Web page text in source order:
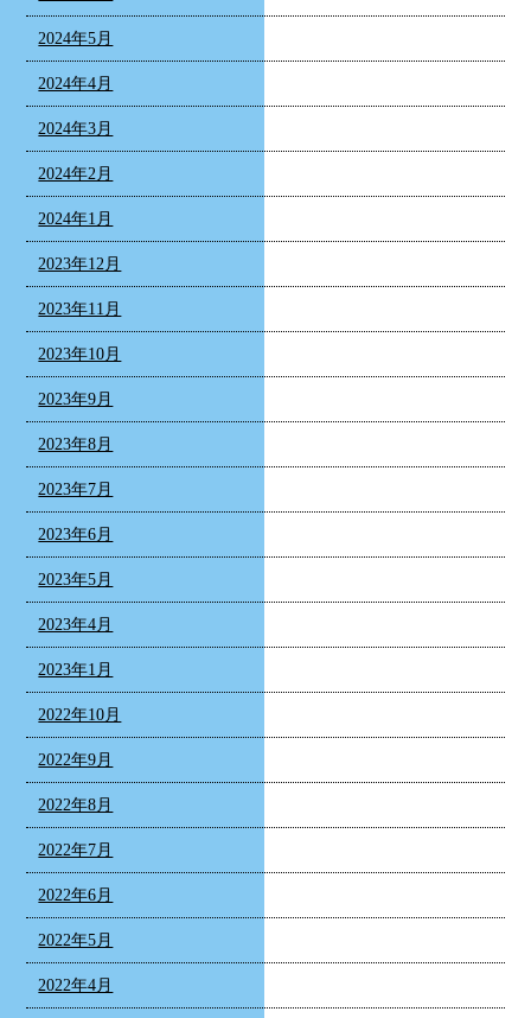
2024年5月
2024年4月
2024年3月
2024年2月
2024年1月
2023年12月
2023年11月
2023年10月
2023年9月
2023年8月
2023年7月
2023年6月
2023年5月
2023年4月
2023年1月
2022年10月
2022年9月
2022年8月
2022年7月
2022年6月
2022年5月
2022年4月